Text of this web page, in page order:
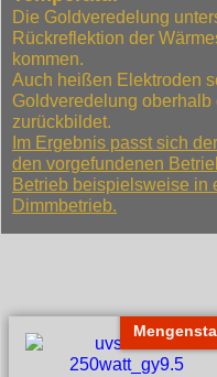
Die Goldveredelung
Rückreflektion der
kommen.
Auch heißen Elektroden
Goldveredelung oberhalb
zurückbildet.
Im Ergebnis passt sich
den vorgefundenen
Betrieb beispielsweise in
Dimmbetrieb.